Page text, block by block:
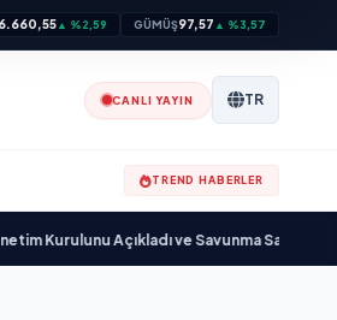
6.660,55▲ %2,59 GÜMÜŞ97,57 ▲ %3,57
CANLI YAYIN TR
TREND HABERLER
Açıkladı ve Savunma Sanayinde